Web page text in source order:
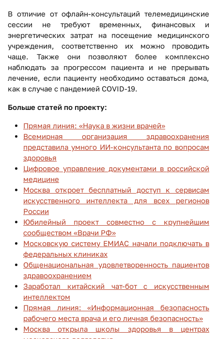
В отличие от офлайн-консультаций телемедицинские
сессии не требуют временных, финансовых и
энергетических затрат на посещение медицинского
учреждения, соответственно их можно проводить
чаще. Также они позволяют более комплексно
наблюдать за прогрессом пациента и не прерывать
лечение, если пациенту необходимо оставаться дома,
как в случае с пандемией COVID-19.
Больше статей по проекту:
Прямая линия: «Наука в жизни врачей»
Всемирная организация здравоохранения
представила умного ИИ-консультанта по вопросам
здоровья
Цифровое управление документами в российской
медицине
Москва откроет бесплатный доступ к сервисам
искусственного интеллекта для всех регионов
России
Юбилейный проект совместно с крупнейшим
сообществом «Врачи РФ»
Московскую систему ЕМИАС начали подключать в
федеральных клиниках
Общенациональная удовлетворенность пациентов
здравоохранением
Заработал китайский чат-бот с искусственным
интеллектом
Прямая линия: «Информационная безопасность
рабочего места врача и его личная безопасность»
Москва открыла школы здоровья в центрах